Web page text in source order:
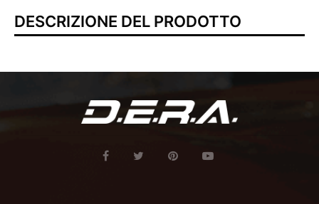
DESCRIZIONE DEL PRODOTTO